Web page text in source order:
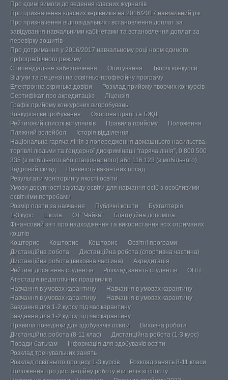
Про єдині вимоги до ведення класних журналів
Про призначення класних керівників на 2016/2017 навчальний рік
Про призначення відповідальних і встановлення доплат за
завідування навчальними кабінетами та встановлення доплат за
перевірку зошитів
Про дотримання у 2016/2017 навчальному році норм єдиного
орфографічного режиму
Стипендіальне забезпечення
Опитування
Творчі конкурси
Відгуки та рецензії на освітньо-професійну програму
Електронна скринька довіри
Розклад прийому творчих конкурсів
Сертифікат про акредитацію
Ліцензія
Графік прийому конкурсних випробувань
Конкурсні випробування
Охорона праці та БЖД
Рейтиговий список вступників
Правила прийому
Положення
Пляжний волейбол
Історія відділення
Національна гаряча лінія з попередження домашнього насильства,
торгівлі людьми та ґендерної дискримінації “гаряча лінія”, 0 800 500
335 (з мобільного або стаціонарного) або 116 123 (з мобільного)
Кадровий склад
Наявність вакантних посад
Результати моніторингу якості освіти
Умови досупності закладу освіти для навчання осіб з особливими
освітніми потребами
Розмір плати за навчання
Публічні кошти
Бухгалтерія
1-3 курс
Школа ОТ “Чайка”
Благодійна допомога
Фінансовий звіт про надходження та використання всіх отриманих
коштів
Кошторис
Кошторис Кошторис
Освітні програми
Дистанційна робота
Дистанційна робота (спортивна частина)
Дистанційна робота (виховна частина)
Акредитація
Рейтинг досягнень студентів
Розклад занять студентів
ОПП
Атестація педагогічних працівників
Навчання в умовах карантину
Навчання в умовах карантину
Навчання в умовах карантину
Навчання в умовах карантину
Завдання для 1-2 курсу під час карантину
Завдання для 1-2 курсу під час карантину
Правила поведінки для здобувачів освіти
Виховна робота
Дистанційна робота (8-11 клас)
Дистанційна робота (1-3 курс)
Поради батькам
Інформація для здобувачів освіти
Розклад тренувальних занять
Розклад освітнього процесу 1-3 курсів
Розклад занять 8-11 класи
Положення про дистанційну роботу вчителів зі спорту